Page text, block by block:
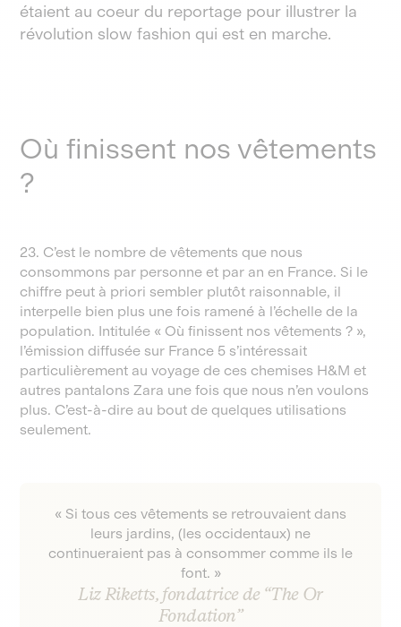
étaient au coeur du reportage pour illustrer la
révolution slow fashion qui est en marche.
Où finissent nos vêtements
?
23. C’est le nombre de vêtements que nous
consommons par personne et par an en France. Si le
chiffre peut à priori sembler plutôt raisonnable, il
interpelle bien plus une fois ramené à l’échelle de la
population. Intitulée « Où finissent nos vêtements ? »,
l’émission diffusée sur France 5 s’intéressait
particulièrement au voyage de ces chemises H&M et
autres pantalons Zara une fois que nous n’en voulons
plus. C’est-à-dire au bout de quelques utilisations
seulement.
« Si tous ces vêtements se retrouvaient dans
leurs jardins, (les occidentaux) ne
continueraient pas à consommer comme ils le
font. »
Liz Riketts, fondatrice de “The Or
Fondation”